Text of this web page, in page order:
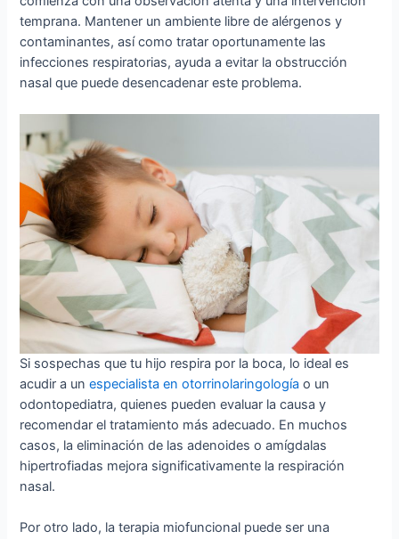
temprana. Mantener un ambiente libre de alérgenos y
contaminantes, así como tratar oportunamente las
infecciones respiratorias, ayuda a evitar la obstrucción
nasal que puede desencadenar este problema.
Si sospechas que tu hijo respira por la boca, lo ideal es
acudir a unespecialista en otorrinolaringología o un
odontopediatra, quienes pueden evaluar la causa y
recomendar el tratamiento más adecuado. En muchos
casos, la eliminación de las adenoides o amígdalas
hipertrofiadas mejora significativamente la respiración
nasal.
Por otro lado, la terapia miofuncional puede ser una